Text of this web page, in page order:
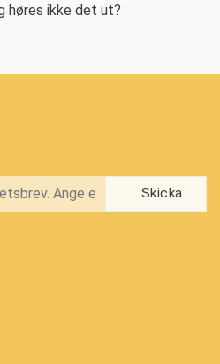
høres ikke det ut?